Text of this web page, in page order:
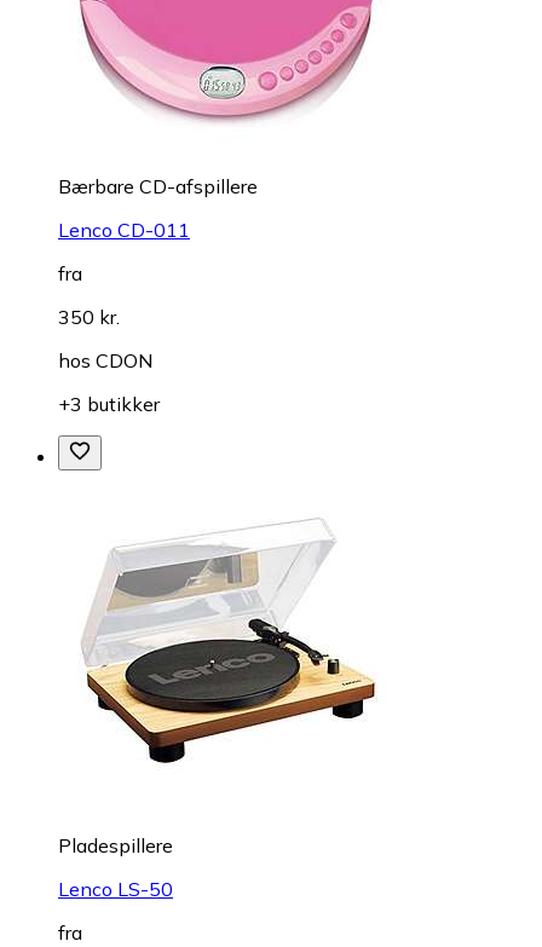
Bærbare CD-afspillere
Lenco CD-011
fra
350 kr.
hos CDON
+3 butikker
Pladespillere
Lenco LS-50
fra